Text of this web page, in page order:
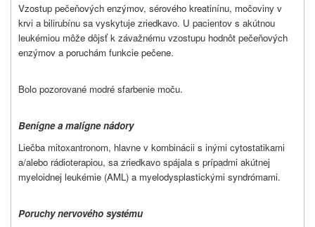
Vzostup pečeňových enzýmov, sérového kreatinínu, močoviny v
krvi a bilirubínu sa vyskytuje zriedkavo. U pacientov s akútnou
leukémiou môže dôjsť k závažnému vzostupu hodnôt pečeňových
enzýmov a poruchám funkcie pečene.
Bolo pozorované modré sfarbenie moču.
Benígne a malígne nádory
Liečba mitoxantronom, hlavne v kombinácii s inými cytostatikami
a/alebo rádioterapiou, sa zriedkavo spájala s prípadmi akútnej
myeloidnej leukémie (AML) a myelodysplastickými syndrómami.
Poruchy nervového systému